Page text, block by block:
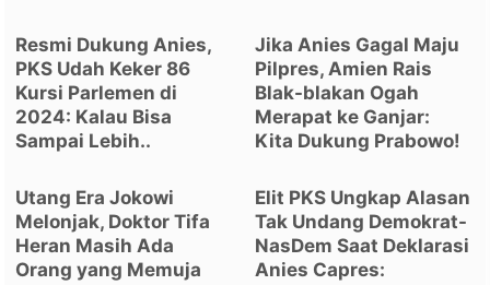
Resmi Dukung Anies,
PKS Udah Keker 86
Kursi Parlemen di
2024: Kalau Bisa
Sampai Lebih..
Jika Anies Gagal Maju
Pilpres, Amien Rais
Blak-blakan Ogah
Merapat ke Ganjar:
Kita Dukung Prabowo!
Utang Era Jokowi
Melonjak, Doktor Tifa
Heran Masih Ada
Orang yang Memuja
Elit PKS Ungkap Alasan
Tak Undang Demokrat-
NasDem Saat Deklarasi
Anies Capres: